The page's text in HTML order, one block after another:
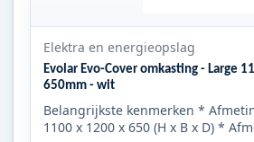
Elektra en energieopslag
Evolar Evo-Cover omkasting - Large
650mm - wit
Belangrijkste kenmerken *
1100 x 1200 x 650 (H x B x D) *